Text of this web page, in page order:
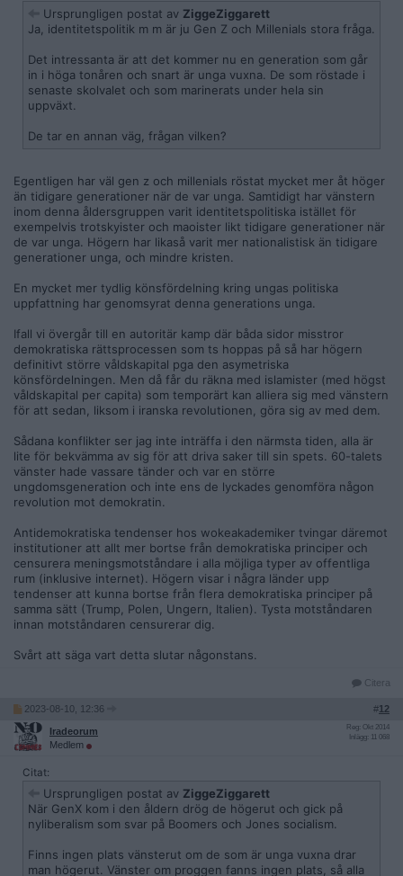
Ursprungligen postat av ZiggeZiggarett
Ja, identitetspolitik m m är ju Gen Z och Millenials stora fråga.
Det intressanta är att det kommer nu en generation som går
in i höga tonåren och snart är unga vuxna. De som röstade i
senaste skolvalet och som marinerats under hela sin
uppväxt.
De tar en annan väg, frågan vilken?
Egentligen har väl gen z och millenials röstat mycket mer åt höger
än tidigare generationer när de var unga. Samtidigt har vänstern
inom denna åldersgruppen varit identitetspolitiska istället för
exempelvis trotskyister och maoister likt tidigare generationer när
de var unga. Högern har likaså varit mer nationalistisk än tidigare
generationer unga, och mindre kristen.
En mycket mer tydlig könsfördelning kring ungas politiska
uppfattning har genomsyrat denna generations unga.
Ifall vi övergår till en autoritär kamp där båda sidor misstror
demokratiska rättsprocessen som ts hoppas på så har högern
definitivt större våldskapital pga den asymetriska
könsfördelningen. Men då får du räkna med islamister (med högst
våldskapital per capita) som temporärt kan alliera sig med vänstern
för att sedan, liksom i iranska revolutionen, göra sig av med dem.
Sådana konflikter ser jag inte inträffa i den närmsta tiden, alla är
lite för bekvämma av sig för att driva saker till sin spets. 60-talets
vänster hade vassare tänder och var en större
ungdomsgeneration och inte ens de lyckades genomföra någon
revolution mot demokratin.
Antidemokratiska tendenser hos wokeakademiker tvingar däremot
institutioner att allt mer bortse från demokratiska principer och
censurera meningsmotståndare i alla möjliga typer av offentliga
rum (inklusive internet). Högern visar i några länder upp
tendenser att kunna bortse från flera demokratiska principer på
samma sätt (Trump, Polen, Ungern, Italien). Tysta motståndaren
innan motståndaren censurerar dig.
Svårt att säga vart detta slutar någonstans.
Citera
2023-08-10, 12:36 #12
Iradeorum
Medlem
Reg: Okt 2014
Inlägg: 11 068
Citat:
Ursprungligen postat av ZiggeZiggarett
När GenX kom i den åldern drög de högerut och gick på
nyliberalism som svar på Boomers och Jones socialism.
Finns ingen plats vänsterut om de som är unga vuxna drar
man högerut. Vänster om proggen fanns ingen plats, så alla